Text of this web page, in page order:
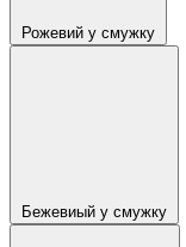
Рожевий у смужку
Бежевиый у смужку